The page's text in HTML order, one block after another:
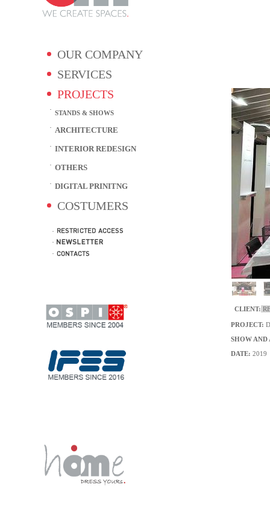
OUR COMPANY
SERVICES
PROJECTS
STANDS & SHOWS
ARCHITECTURE
INTERIOR REDESIGN
OTHERS
DIGITAL PRINITNG
COSTUMERS
CLIENT:
PROJECT:
SHOW AND
DATE: 2019